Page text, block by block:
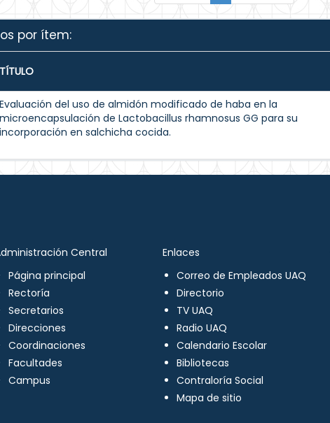
por ítem:
TÍTULO
Evaluación del uso de almidón modificado de haba en la
microencapsulación de Lactobacillus rhamnosus GG para su
incorporación en salchicha cocida.
Central
Página principal
Rectoría
Secretarios
Direcciones
Coordinaciones
Facultades
Campus
Enlaces
Correo de Empleados UAQ
Directorio
TV UAQ
Radio UAQ
Calendario Escolar
Bibliotecas
Contraloría Social
Mapa de sitio